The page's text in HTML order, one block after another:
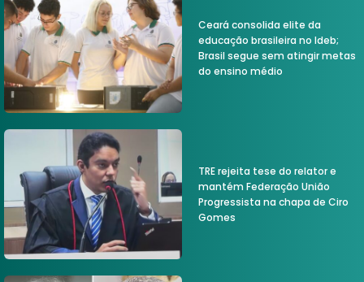
Ceará consolida elite da
educação brasileira no Ideb;
Brasil segue sem atingir metas
do ensino médio
TRE rejeita tese do relator e
mantém Federação União
Progressista na chapa de Ciro
Gomes